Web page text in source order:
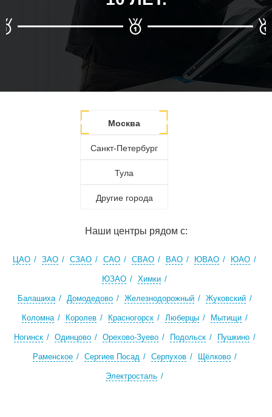
Москва
Санкт-Петербург
Тула
Другие города
Наши центры рядом с:
ЦАО ЗАО СЗАО САО СВАО ВАО ЮВАО ЮАО
ЮЗАО Химки
Балашиха Домодедово Железнодорожный Жуковский
Коломна Королев Красногорск Люберцы Мытищи
Ногинск Одинцово Орехово-Зуево Подольск Пушкино
Раменское Сергиев Посад Серпухов Щёлково
Электросталь